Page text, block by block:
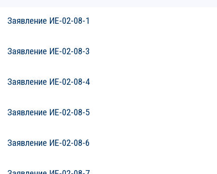
Заявление ИЕ-02-08-1
Заявление ИЕ-02-08-3
Заявление ИЕ-02-08-4
Заявление ИЕ-02-08-5
Заявление ИЕ-02-08-6